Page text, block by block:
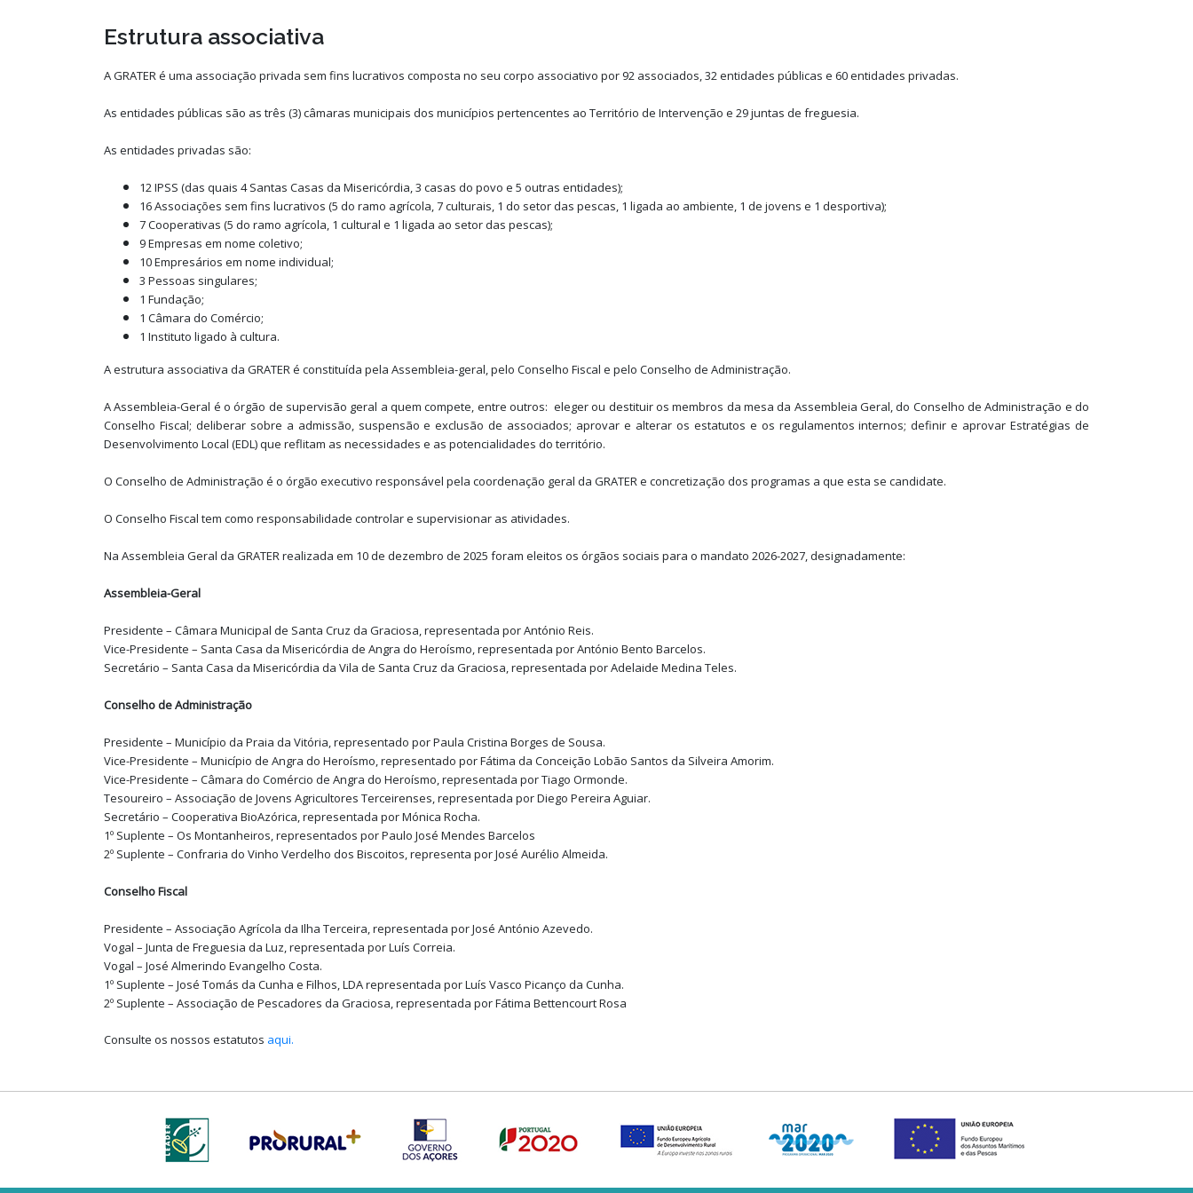
Estrutura associativa
A GRATER é uma associação privada sem fins lucrativos composta no seu corpo associativo por 92 associados, 32 entidades públicas e 60 entidades privadas.
As entidades públicas são as três (3) câmaras municipais dos municípios pertencentes ao Território de Intervenção e 29 juntas de freguesia.
As entidades privadas são:
12 IPSS (das quais 4 Santas Casas da Misericórdia, 3 casas do povo e 5 outras entidades);
16 Associações sem fins lucrativos (5 do ramo agrícola, 7 culturais, 1 do setor das pescas, 1 ligada ao ambiente, 1 de jovens e 1 desportiva);
7 Cooperativas (5 do ramo agrícola, 1 cultural e 1 ligada ao setor das pescas);
9 Empresas em nome coletivo;
10 Empresários em nome individual;
3 Pessoas singulares;
1 Fundação;
1 Câmara do Comércio;
1 Instituto ligado à cultura.
A estrutura associativa da GRATER é constituída pela Assembleia-geral, pelo Conselho Fiscal e pelo Conselho de Administração.
A Assembleia-Geral é o órgão de supervisão geral a quem compete, entre outros: eleger ou destituir os membros da mesa da Assembleia Geral, do Conselho de Administração e do
Conselho Fiscal; deliberar sobre a admissão, suspensão e exclusão de associados; aprovar e alterar os estatutos e os regulamentos internos; definir e aprovar Estratégias de
Desenvolvimento Local (EDL) que reflitam as necessidades e as potencialidades do território.
O Conselho de Administração é o órgão executivo responsável pela coordenação geral da GRATER e concretização dos programas a que esta se candidate.
O Conselho Fiscal tem como responsabilidade controlar e supervisionar as atividades.
Na Assembleia Geral da GRATER realizada em 10 de dezembro de 2025 foram eleitos os órgãos sociais para o mandato 2026-2027, designadamente:
Assembleia-Geral
Presidente – Câmara Municipal de Santa Cruz da Graciosa, representada por António Reis.
Vice-Presidente – Santa Casa da Misericórdia de Angra do Heroísmo, representada por António Bento Barcelos.
Secretário – Santa Casa da Misericórdia da Vila de Santa Cruz da Graciosa, representada por Adelaide Medina Teles.
Conselho de Administração
Presidente – Município da Praia da Vitória, representado por Paula Cristina Borges de Sousa.
Vice-Presidente – Município de Angra do Heroísmo, representado por Fátima da Conceição Lobão Santos da Silveira Amorim.
Vice-Presidente – Câmara do Comércio de Angra do Heroísmo, representada por Tiago Ormonde.
Tesoureiro – Associação de Jovens Agricultores Terceirenses, representada por Diego Pereira Aguiar.
Secretário – Cooperativa BioAzórica, representada por Mónica Rocha.
1º Suplente – Os Montanheiros, representados por Paulo José Mendes Barcelos
2º Suplente – Confraria do Vinho Verdelho dos Biscoitos, representa por José Aurélio Almeida.
Conselho Fiscal
Presidente – Associação Agrícola da Ilha Terceira, representada por José António Azevedo.
Vogal – Junta de Freguesia da Luz, representada por Luís Correia.
Vogal – José Almerindo Evangelho Costa.
1º Suplente – José Tomás da Cunha e Filhos, LDA representada por Luís Vasco Picanço da Cunha.
2º Suplente – Associação de Pescadores da Graciosa, representada por Fátima Bettencourt Rosa
Consulte os nossos estatutos aqui.